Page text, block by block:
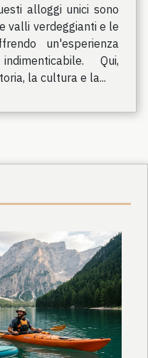
alloggi unici sono
valli verdeggianti e le
un'esperienza
Qui,
la cultura e la...